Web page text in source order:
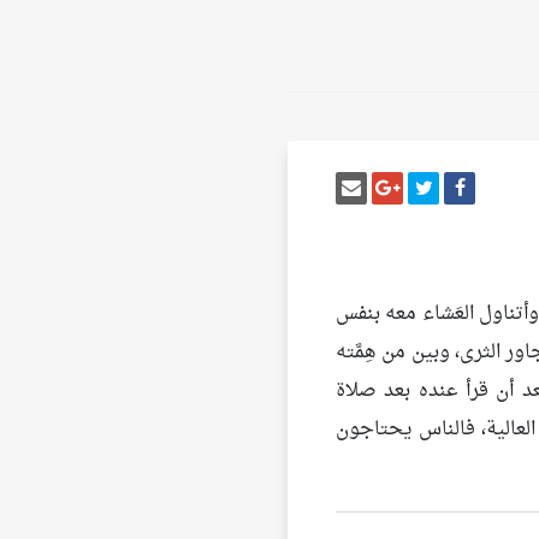
شارك على فيسبوك
أنشر تغريدةشارك على غوغل بلس
العَشاء معه بنفس
الثرى، وبين من هِمَّته
أن قرأ عنده بعد صلاة
فالناس يحتاجون